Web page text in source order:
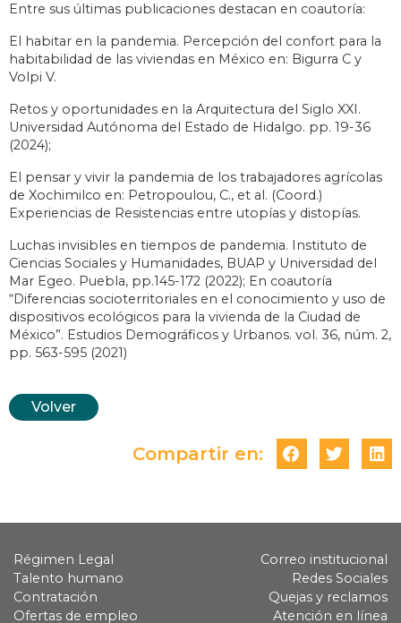
Entre sus últimas publicaciones destacan en coautoría:
El habitar en la pandemia. Percepción del confort para la
habitabilidad de las viviendas en México en: Bigurra C y
Volpi V.
Retos y oportunidades en la Arquitectura del Siglo XXI.
Universidad Autónoma del Estado de Hidalgo. pp. 19-36
(2024);
El pensar y vivir la pandemia de los trabajadores agrícolas
de Xochimilco en: Petropoulou, C., et al. (Coord.)
Experiencias de Resistencias entre utopías y distopías.
Luchas invisibles en tiempos de pandemia. Instituto de
Ciencias Sociales y Humanidades, BUAP y Universidad del
Mar Egeo. Puebla, pp.145-172 (2022); En coautoría
“Diferencias socioterritoriales en el conocimiento y uso de
dispositivos ecológicos para la vivienda de la Ciudad de
México”. Estudios Demográficos y Urbanos. vol. 36, núm. 2,
pp. 563-595 (2021)
Volver
Compartir en:
Régimen Legal
Talento humano
Contratación
Ofertas de empleo
Correo institucional
Redes Sociales
Quejas y reclamos
Atención en línea